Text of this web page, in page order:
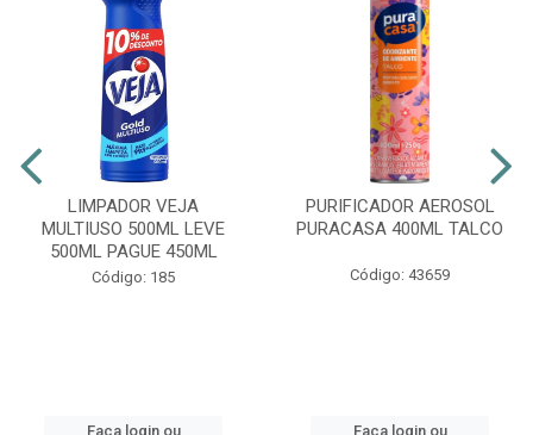
LIMPADOR VEJA
MULTIUSO 500ML LEVE
500ML PAGUE 450ML
Código: 185
Faça login ou
PURIFICADOR AEROSOL
PURACASA 400ML TALCO
Código: 43659
Faça login ou